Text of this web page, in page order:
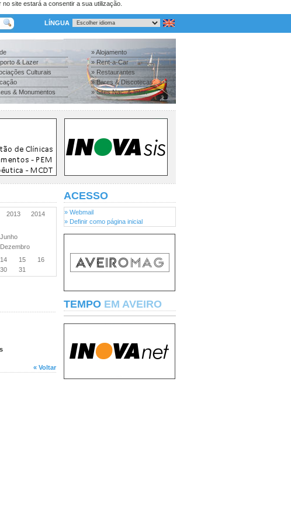
no site estará a consentir a sua utilização.
LÍNGUA
& Lazer
Culturais
& Monumentos
» Alojamento
» Rent-a-Car
» Restaurantes
» Bares & Discotecas
» Sites Nac. & Inter.
2013
2014
Junho
Dezembro
14 15
16
30 31
« Voltar
ACESSO
» Webmail
» Definir como página inicial
TEMPO EM AVEIRO